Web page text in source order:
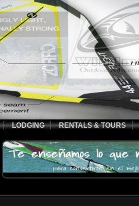
LODGING RENTALS & TOURS